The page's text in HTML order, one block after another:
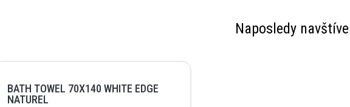
Naposledy
BATH TOWEL 70X140 WHITE EDGE
NATUREL